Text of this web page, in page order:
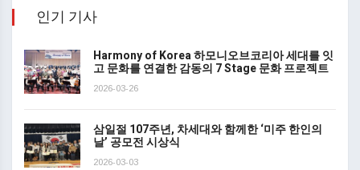
인기 기사
Harmony of Korea 하모니오브코리아 세대를 잇
고 문화를 연결한 감동의 7 Stage 문화 프로젝트
2026-03-26
삼일절 107주년, 차세대와 함께한 ‘미주 한인의
날’ 공모전 시상식
2026-03-03